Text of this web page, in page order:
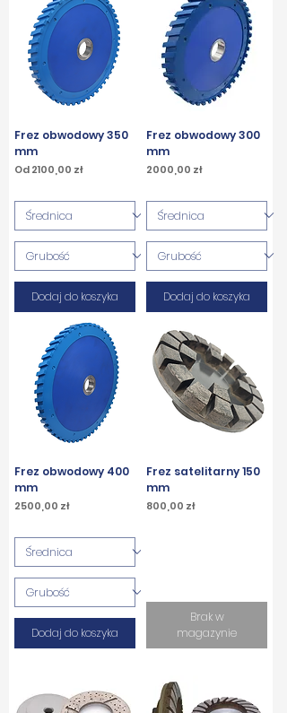
Frez obwodowy 350
mm
Od2100,00 zł
Cena rabatowa
Dodaj do koszyka
Frez obwodowy 300
mm
Cena
2000,00 zł
Dodaj do koszyka
Frez obwodowy 400
mm
Cena
2500,00 zł
Dodaj do koszyka
Frez satelitarny 150
mm
Cena
800,00 zł
Brak w
magazynie